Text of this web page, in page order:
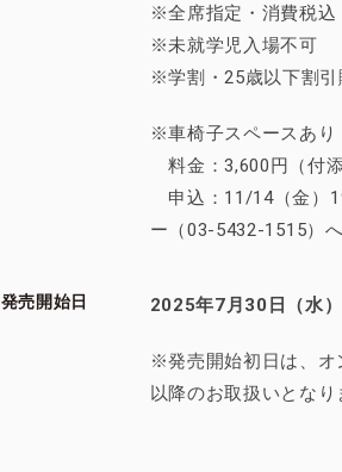
※全席指定・消費税込
※未就学児入場不可
※学割・25歳以下割
※車椅子スペースあり
料金：3,600円（付
申込：11/14（金）
ー（03-5432-1515）へ
発売開始日 2025年7月30日（水
※発売開始初日は、オ
以降のお取扱いとなり